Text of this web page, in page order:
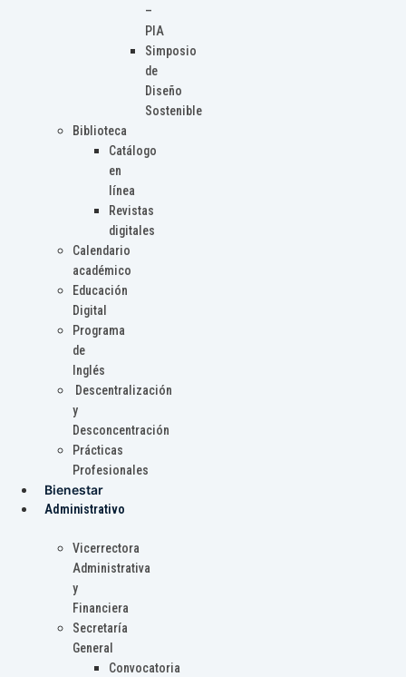
–
PIA
Simposio
de
Diseño
Sostenible
Biblioteca
Catálogo
en
línea
Revistas
digitales
Calendario
académico
Educación
Digital
Programa
de
Inglés
Descentralización
y
Desconcentración
Prácticas
Profesionales
Bienestar
Administrativo
Vicerrectora
Administrativa
y
Financiera
Secretaría
General
Convocatoria